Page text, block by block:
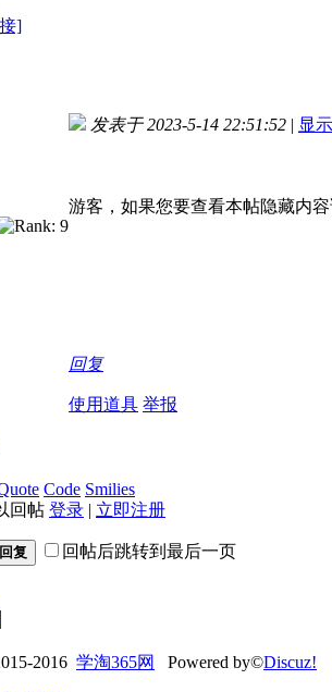
]
发表于 2023-5-14 22:51:52 | 显
游客，如果您要查看本帖隐藏内
回复
使用道具 举报
Code Smilies
回帖 登录 | 立即注册
复 回帖后跳转到最后一页
|
2016 学淘365网 Powered by©Discuz!